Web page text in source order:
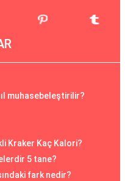
muhasebeleştirilir?
Kraker Kaç Kalori?
5 tane?
fark nedir?